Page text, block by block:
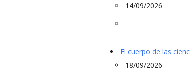
14/09/2026
El cuerpo de las
18/09/2026